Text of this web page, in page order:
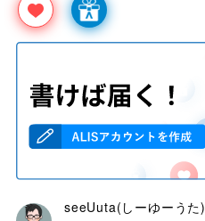
seeUuta(しーゆーうた)